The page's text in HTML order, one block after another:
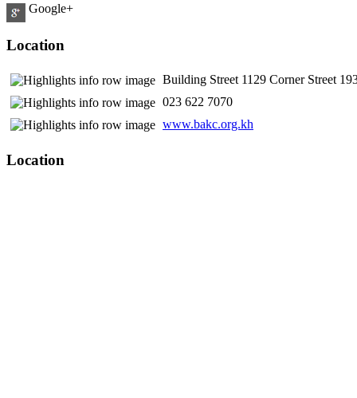
Google+
Location
Building Street 1129 Corner Street
​ 023 622 7070
www.bakc.org.kh
Location